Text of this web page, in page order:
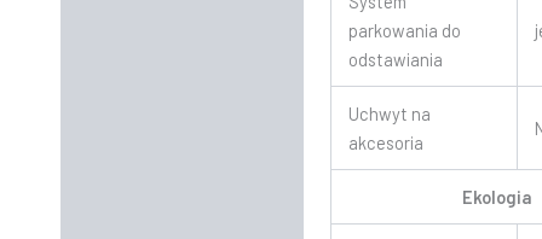
parkowania do
odstawiania
Uchwyt na
akcesoria
Ekologia